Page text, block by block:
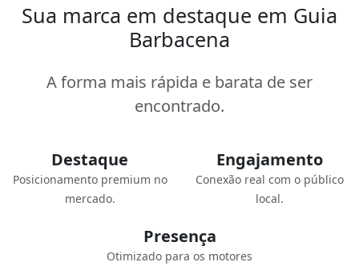
Sua marca em destaque em Guia
Barbacena
A forma mais rápida e barata de ser
encontrado.
Destaque
Posicionamento premium no
mercado.
Engajamento
Conexão real com o público
local.
Presença
Otimizado para os motores